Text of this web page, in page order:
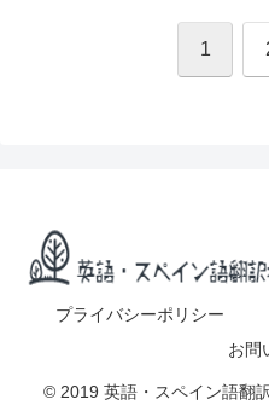
1
プライバシーポリシー
お問
© 2019 英語・スペイン語翻